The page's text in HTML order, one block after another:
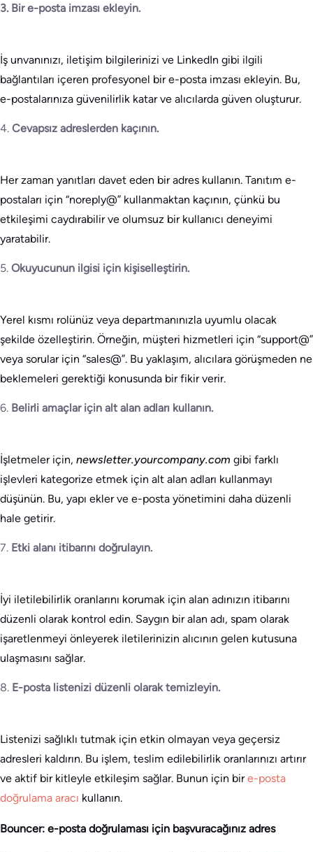
3. Bir e-posta imzası ekleyin.
İş unvanınızı, iletişim bilgilerinizi ve LinkedIn gibi ilgili
bağlantıları içeren profesyonel bir e-posta imzası ekleyin. Bu,
e-postalarınıza güvenilirlik katar ve alıcılarda güven oluşturur.
4. Cevapsız adreslerden kaçının.
Her zaman yanıtları davet eden bir adres kullanın. Tanıtım e-
postaları için “noreply@” kullanmaktan kaçının, çünkü bu
etkileşimi caydırabilir ve olumsuz bir kullanıcı deneyimi
yaratabilir.
5. Okuyucunun ilgisi için kişiselleştirin.
Yerel kısmı rolünüz veya departmanınızla uyumlu olacak
şekilde özelleştirin. Örneğin, müşteri hizmetleri için “support@”
veya sorular için “sales@”. Bu yaklaşım, alıcılara görüşmeden ne
beklemeleri gerektiği konusunda bir fikir verir.
6. Belirli amaçlar için alt alan adları kullanın.
İşletmeler için, newsletter.yourcompany.com gibi farklı
işlevleri kategorize etmek için alt alan adları kullanmayı
düşünün. Bu, yapı ekler ve e-posta yönetimini daha düzenli
hale getirir.
7. Etki alanı itibarını doğrulayın.
İyi iletilebilirlik oranlarını korumak için alan adınızın itibarını
düzenli olarak kontrol edin. Saygın bir alan adı, spam olarak
işaretlenmeyi önleyerek iletilerinizin alıcının gelen kutusuna
ulaşmasını sağlar.
8. E-posta listenizi düzenli olarak temizleyin.
Listenizi sağlıklı tutmak için etkin olmayan veya geçersiz
adresleri kaldırın. Bu işlem, teslim edilebilirlik oranlarınızı artırır
ve aktif bir kitleyle etkileşim sağlar. Bunun için bire-posta
doğrulama aracı kullanın.
Bouncer: e-posta doğrulaması için başvuracağınız adres